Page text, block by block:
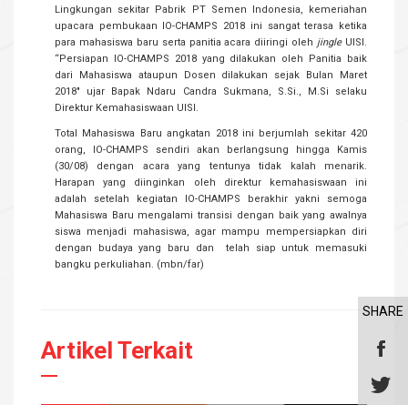
SHARE
Lingkungan sekitar Pabrik PT Semen Indonesia, kemeriahan
upacara pembukaan IO-CHAMPS 2018 ini sangat terasa ketika
para mahasiswa baru serta panitia acara diiringi oleh jingleUISI.
“Persiapan IO-CHAMPS 2018 yang dilakukan oleh Panitia baik
dari Mahasiswa ataupun Dosen dilakukan sejak Bulan Maret
2018" ujar Bapak Ndaru Candra Sukmana, S.Si., M.Si selaku
Direktur Kemahasiswaan UISI.
Total Mahasiswa Baru angkatan 2018 ini berjumlah sekitar 420
orang, IO-CHAMPS sendiri akan berlangsung hingga Kamis
(30/08) dengan acara yang tentunya tidak kalah menarik.
Harapan yang diinginkan oleh direktur kemahasiswaan ini
adalah setelah kegiatan IO-CHAMPS berakhir yakni semoga
Mahasiswa Baru mengalami transisi dengan baik yang awalnya
siswa menjadi mahasiswa, agar mampu mempersiapkan diri
dengan budaya yang baru dan telah siap untuk memasuki
bangku perkuliahan. (mbn/far)
Artikel Terkait